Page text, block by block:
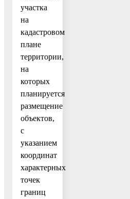
участка
на
кадастровом
плане
территории,
на
которых
планируется
размещение
объектов,
с
указанием
координат
характерных
точек
границ